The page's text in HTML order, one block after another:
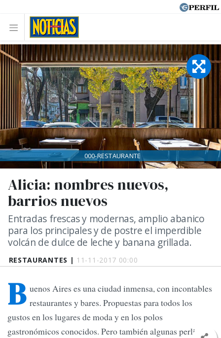
RESTAURANTES | 11-11-2017 00:00
Alicia: nombres nuevos,
barrios nuevos
Entradas frescas y modernas, amplio abanico
para los principales y de postre el imperdible
volcán de dulce de leche y banana grillada.
000-RESTAURANTE
B uenos Aires es una ciudad inmensa, con incontables
restaurantes y bares. Propuestas para todos los
gustos en los lugares de moda y en los polos
gastronómicos conocidos. Pero también algunas perlitas